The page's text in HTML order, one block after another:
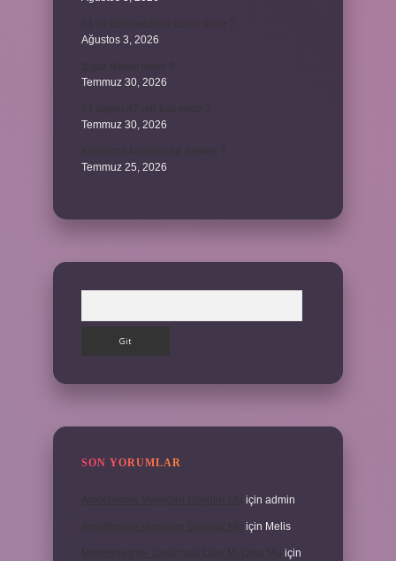
Ağustos 3, 2026
Temmuz 30, 2026
Temmuz 30, 2026
Temmuz 25, 2026
SON YORUMLAR
için admin
için Melis
için